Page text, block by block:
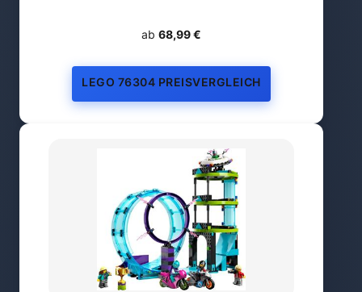
ab 68,99 €
LEGO 76304 PREISVERGLEICH